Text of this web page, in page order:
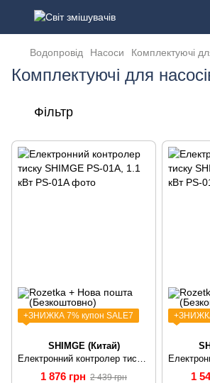
Водопровід Насоси Комплектуючі
Комплектуючі для
Фільтр
+ЗНИЖКА 7% купон SALE7
SHIMGE (Китай)
Електронний контролер тиску SHIMGE PS-01A, 1.1 кВт
1 876 грн 2 439 грн
1